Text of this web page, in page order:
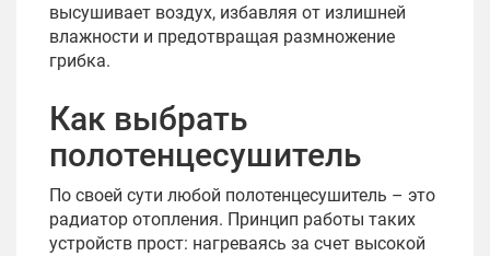
высушивает воздух, избавляя от излишней
влажности и предотвращая размножение
грибка.
Как выбрать
полотенцесушитель
По своей сути любой полотенцесушитель – это
радиатор отопления. Принцип работы таких
устройств прост: нагреваясь за счет высокой